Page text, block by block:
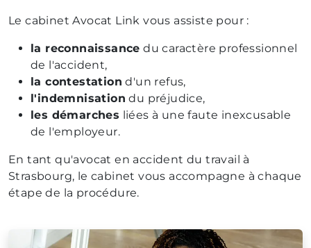
Le cabinet Avocat Link vous assiste pour :
la reconnaissance du caractère professionnel
de l'accident,
la contestation d'un refus,
l'indemnisation du préjudice,
les démarches liées à une faute inexcusable
de l'employeur.
En tant qu'avocat en accident du travail à
Strasbourg, le cabinet vous accompagne à chaque
étape de la procédure.